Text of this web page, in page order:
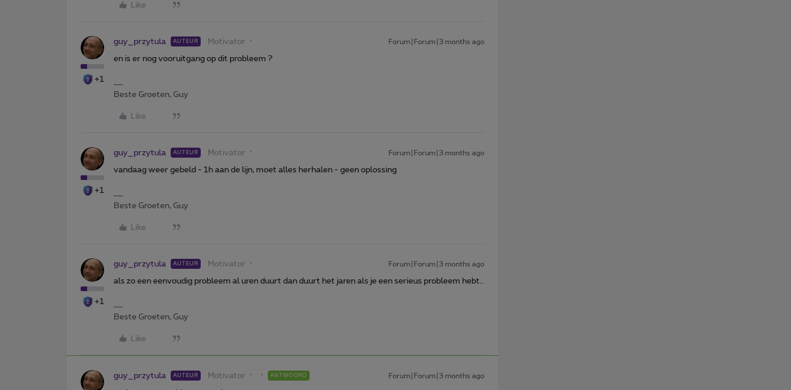
Like
+1
guy_przytula AUTEUR Motivator Forum|Forum|3 months ago
en is er nog vooruitgang op dit probleem ?
Beste Groeten, Guy
Like
+1
guy_przytula AUTEUR Motivator Forum|Forum|3 months ago
vandaag weer gebeld - 1h aan de lijn, moet alles herhalen - geen oplossing
Beste Groeten, Guy
Like
+1
guy_przytula AUTEUR Motivator Forum|Forum|3 months ago
als zo een eenvoudig probleem al uren duurt dan duurt het jaren als je een serieus probleem hebt..
Beste Groeten, Guy
Like
guy_przytula AUTEUR Motivator ANTWOORD Forum|Forum|3 months ago